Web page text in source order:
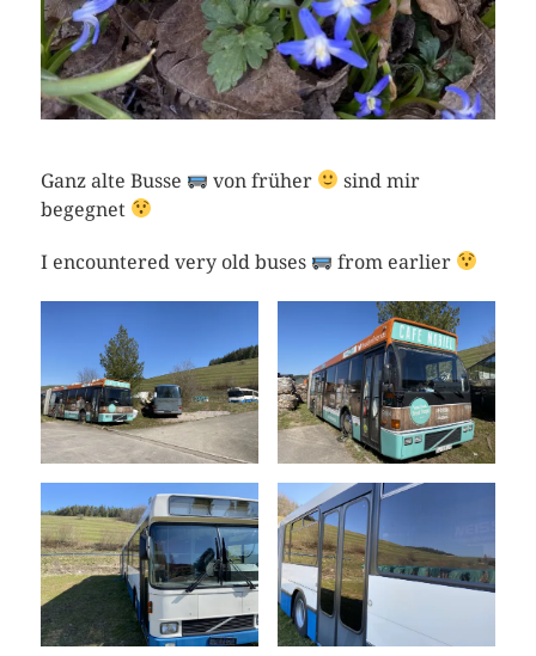
Ganz alte Busse von früher
sind mir
begegnet
I encountered very old buses from earlier